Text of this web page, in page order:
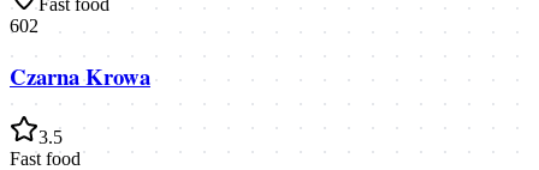
Fast food
602
Czarna Krowa
3.5
Fast food